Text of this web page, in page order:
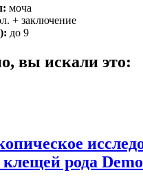
моча
+ заключение
до 9
вы искали это:
рода